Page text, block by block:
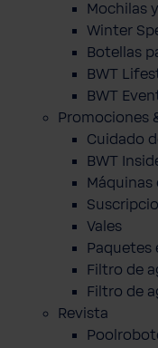
Mochilas
Winter
Botellas
BWT
BWT
Promociones
Cuidado
BWT
Máquinas
Vales
Paquetes
Filtro de
Filtro de
Revista